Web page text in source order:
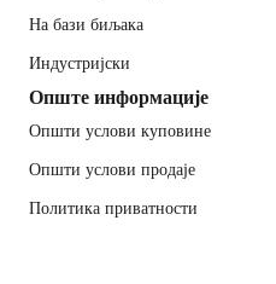
На бази биљака
Индустријски
Опште информације
Општи услови куповине
Општи услови продаје
Политика приватности